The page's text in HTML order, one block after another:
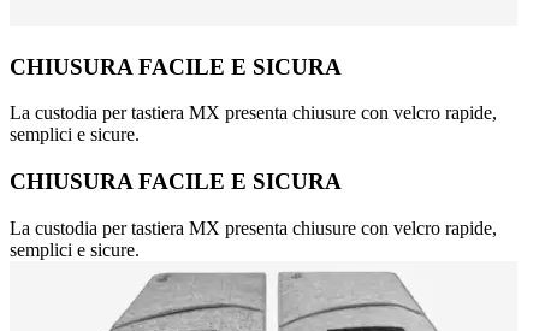
CHIUSURA FACILE E SICURA
La custodia per tastiera MX presenta chiusure con velcro rapide,
semplici e sicure.
CHIUSURA FACILE E SICURA
La custodia per tastiera MX presenta chiusure con velcro rapide,
semplici e sicure.